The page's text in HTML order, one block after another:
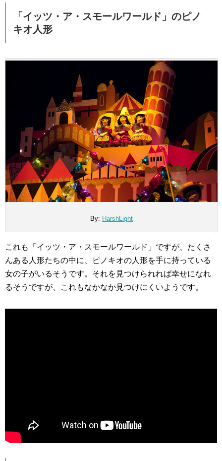
「イッツ・ア・スモールワールド」のピノ
キオ人形
By: HarshLight
これも「イッツ・ア・スモールワールド」ですが、たくさ
んある人形たちの中に、ピノキオの人形を手に持っている
女の子がいるそうです。それを見つけられれば幸せになれ
るそうですが、これもなかなか見つけにくいようです。